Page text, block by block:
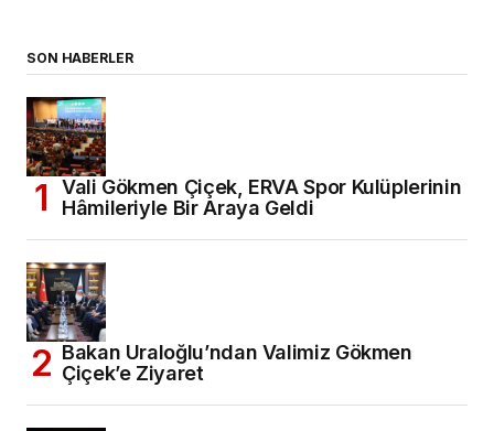
SON HABERLER
Vali Gökmen Çiçek, ERVA Spor Kulüplerinin
Hâmileriyle Bir Araya Geldi
Bakan Uraloğlu’ndan Valimiz Gökmen
Çiçek’e Ziyaret